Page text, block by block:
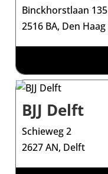
Binckhorstlaan 135
2516 BA, Den Haag
BJJ Delft
Schieweg 2
2627 AN, Delft